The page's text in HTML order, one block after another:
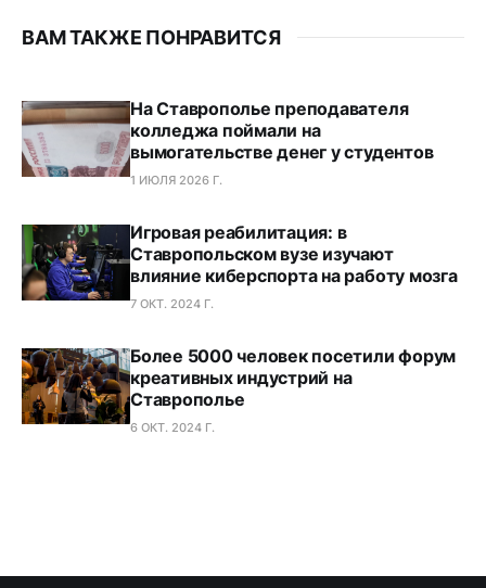
ВАМ ТАКЖЕ ПОНРАВИТСЯ
На Ставрополье преподавателя
колледжа поймали на
вымогательстве денег у студентов
1 ИЮЛЯ 2026 Г.
Игровая реабилитация: в
Ставропольском вузе изучают
влияние киберспорта на работу мозга
7 ОКТ. 2024 Г.
Более 5000 человек посетили форум
креативных индустрий на
Ставрополье
6 ОКТ. 2024 Г.